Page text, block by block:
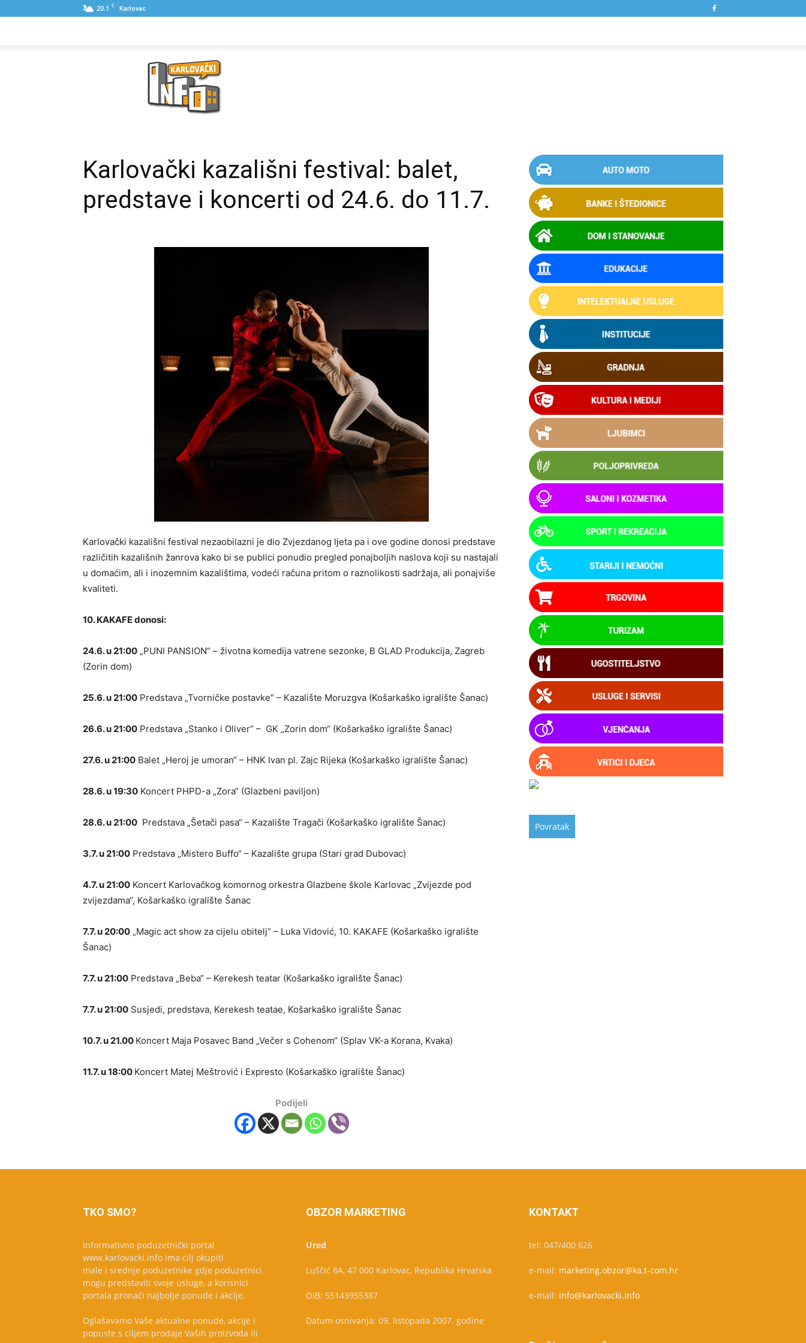
20.1 C Karlovac
Karlovački
Karlovački kazališni festival: balet,
predstave i koncerti od 24.6. do 11.7.
Karlovački kazališni festival nezaobilazni je dio Zvjezdanog ljeta pa i ove godine donosi predstave
različitih kazališnih žanrova kako bi se publici ponudio pregled ponajboljih naslova koji su nastajali
u domaćim, ali i inozemnim kazalištima, vodeći računa pritom o raznolikosti sadržaja, ali ponajviše
kvaliteti.
10. KAKAFE donosi:
24.6. u 21:00 „PUNI PANSION“ – životna komedija vatrene sezonke, B GLAD Produkcija, Zagreb
(Zorin dom)
25.6. u 21:00 Predstava „Tvorničke postavke“ – Kazalište Moruzgva (Košarkaško igralište Šanac)
26.6. u 21:00 Predstava „Stanko i Oliver“ – GK „Zorin dom“ (Košarkaško igralište Šanac)
27.6. u 21:00 Balet „Heroj je umoran“ – HNK Ivan pl. Zajc Rijeka (Košarkaško igralište Šanac)
28.6. u 19:30 Koncert PHPD-a „Zora“ (Glazbeni paviljon)
28.6. u 21:00 Predstava „Šetači pasa“ – Kazalište Tragači (Košarkaško igralište Šanac)
3.7. u 21:00 Predstava „Mistero Buffo“ – Kazalište grupa (Stari grad Dubovac)
4.7. u 21:00 Koncert Karlovačkog komornog orkestra Glazbene škole Karlovac „Zvijezde pod
zvijezdama“, Košarkaško igralište Šanac
7.7. u 20:00 „Magic act show za cijelu obitelj“ – Luka Vidović, 10. KAKAFE (Košarkaško igralište
Šanac)
7.7. u 21:00 Predstava „Beba“ – Kerekesh teatar (Košarkaško igralište Šanac)
7.7. u 21:00 Susjedi, predstava, Kerekesh teatae, Košarkaško igralište Šanac
10.7. u 21.00 Koncert Maja Posavec Band „Večer s Cohenom“ (Splav VK-a Korana, Kvaka)
11.7. u 18:00 Koncert Matej Meštrović i Expresto (Košarkaško igralište Šanac)
Podijeli
TKO SMO?
Informativno poduzetnički portal
www.karlovacki.info ima cilj okupiti
male i srednje poduzetnike gdje poduzetnici
mogu predstaviti svoje usluge, a korisnici
portala pronaći najbolje ponude i akcije.
Oglašavamo Vaše aktualne ponude, akcije i
popuste s ciljem prodaje Vaših proizvoda ili
OBZOR MARKETING
Ured
Luščić 8A, 47 000 Karlovac, Republika Hrvatska
OIB: 55143955387
Datum osnivanja: 09. listopada 2007. godine
KONTAKT
tel: 047/400 626
e-mail: marketing.obzor@ka.t-com.hr
e-mail: info@karlovacki.info